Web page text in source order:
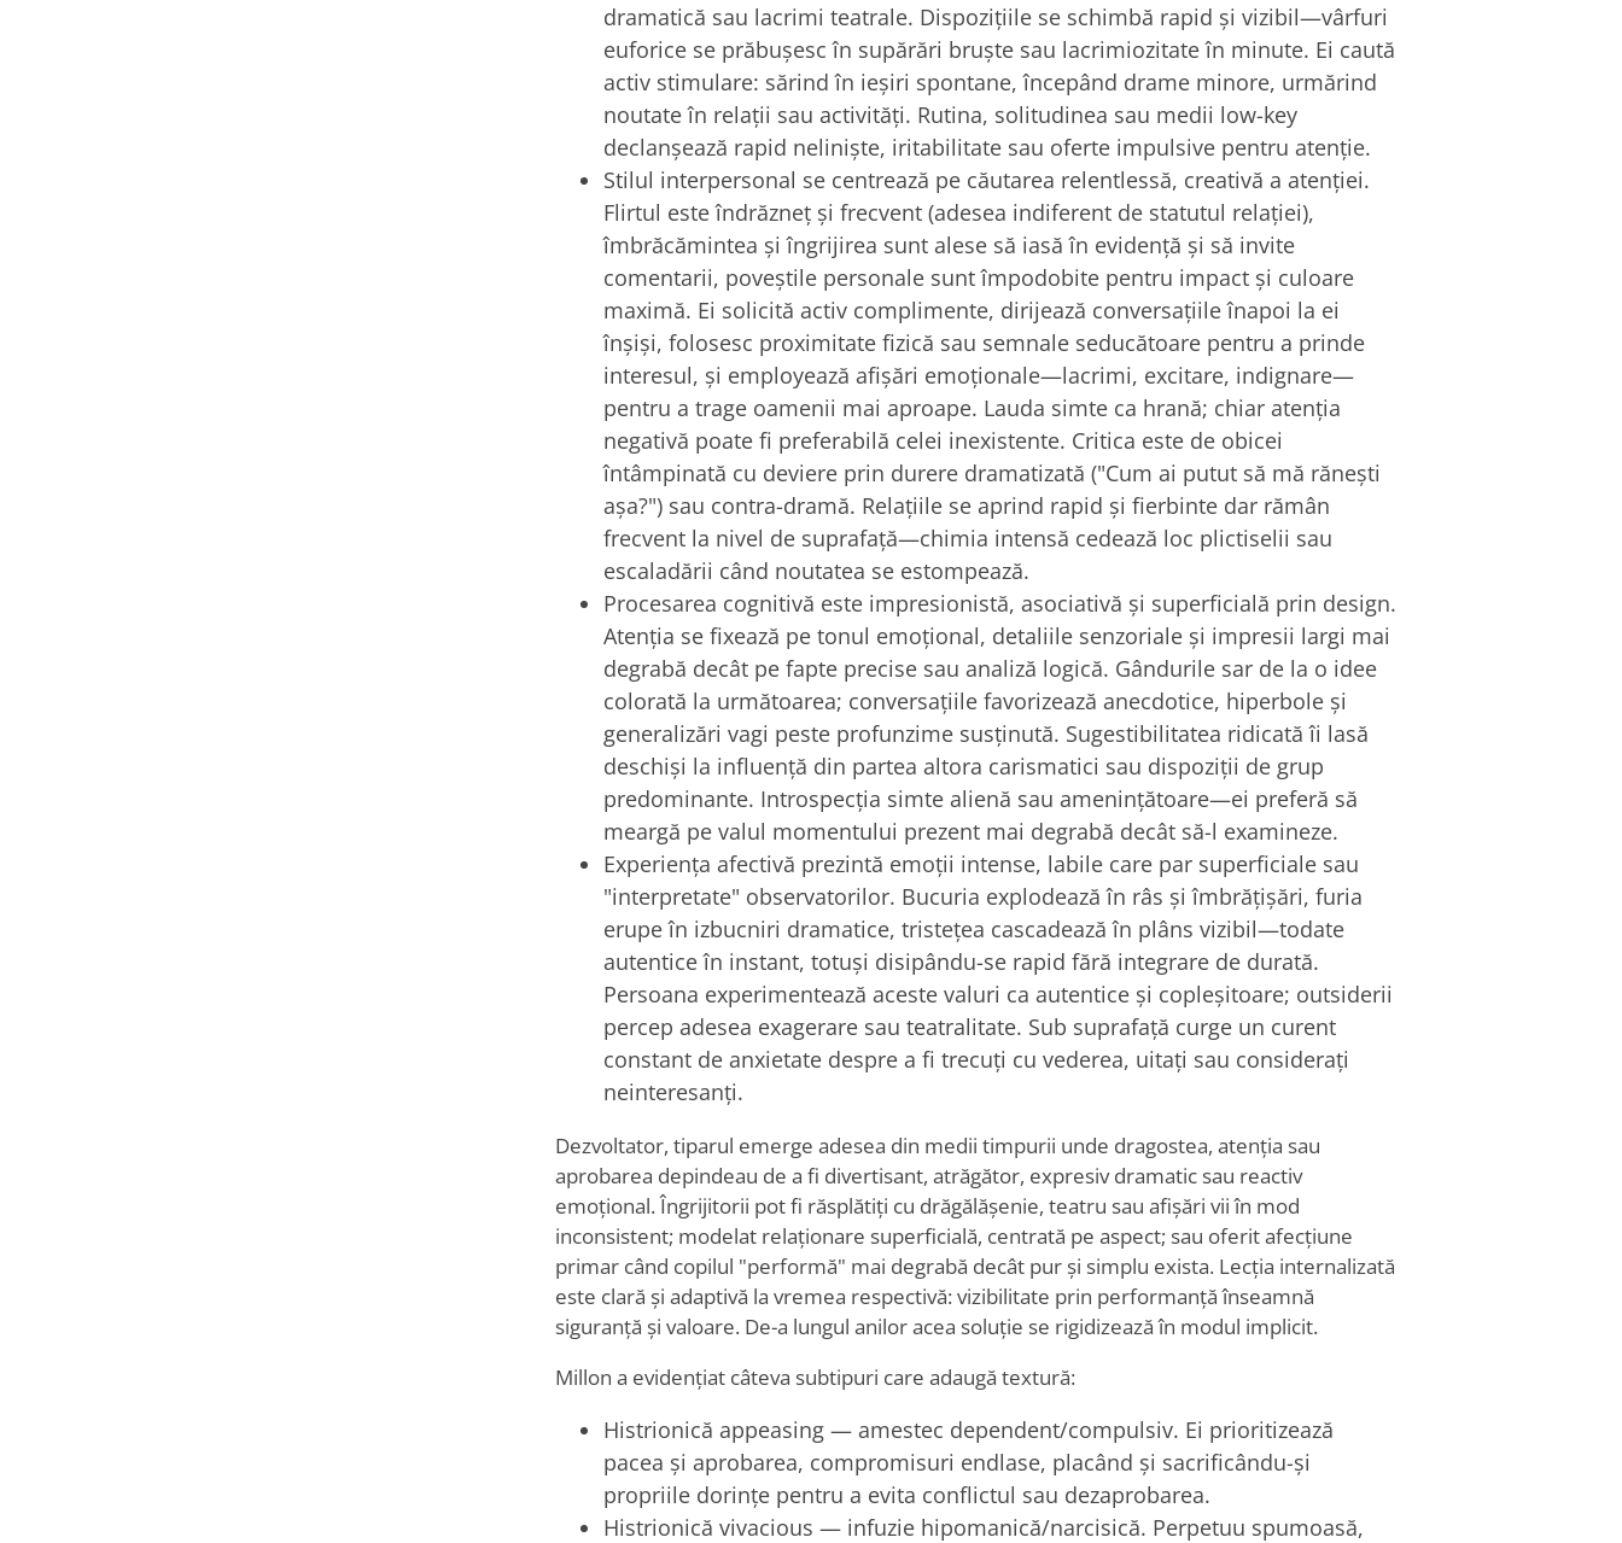
dramatică sau lacrimi teatrale. Dispozițiile se schimbă rapid și vizibil—vârfuri
euforice se prăbușesc în supărări bruște sau lacrimiozitate în minute. Ei caută
activ stimulare: sărind în ieșiri spontane, începând drame minore, urmărind
noutate în relații sau activități. Rutina, solitudinea sau medii low-key
declanșează rapid neliniște, iritabilitate sau oferte impulsive pentru atenție.
Stilul interpersonal se centrează pe căutarea relentlessă, creativă a atenției.
Flirtul este îndrăzneț și frecvent (adesea indiferent de statutul relației),
îmbrăcămintea și îngrijirea sunt alese să iasă în evidență și să invite
comentarii, poveștile personale sunt împodobite pentru impact și culoare
maximă. Ei solicită activ complimente, dirijează conversațiile înapoi la ei
înșiși, folosesc proximitate fizică sau semnale seducătoare pentru a prinde
interesul, și employează afișări emoționale—lacrimi, excitare, indignare—
pentru a trage oamenii mai aproape. Lauda simte ca hrană; chiar atenția
negativă poate fi preferabilă celei inexistente. Critica este de obicei
întâmpinată cu deviere prin durere dramatizată ("Cum ai putut să mă rănești
așa?") sau contra-dramă. Relațiile se aprind rapid și fierbinte dar rămân
frecvent la nivel de suprafață—chimia intensă cedează loc plictiselii sau
escaladării când noutatea se estompează.
Procesarea cognitivă este impresionistă, asociativă și superficială prin design.
Atenția se fixează pe tonul emoțional, detaliile senzoriale și impresii largi mai
degrabă decât pe fapte precise sau analiză logică. Gândurile sar de la o idee
colorată la următoarea; conversațiile favorizează anecdotice, hiperbole și
generalizări vagi peste profunzime susținută. Sugestibilitatea ridicată îi lasă
deschiși la influență din partea altora carismatici sau dispoziții de grup
predominante. Introspecția simte alienă sau amenințătoare—ei preferă să
meargă pe valul momentului prezent mai degrabă decât să-l examineze.
Experiența afectivă prezintă emoții intense, labile care par superficiale sau
"interpretate" observatorilor. Bucuria explodează în râs și îmbrățișări, furia
erupe în izbucniri dramatice, tristețea cascadează în plâns vizibil—todate
autentice în instant, totuși disipându-se rapid fără integrare de durată.
Persoana experimentează aceste valuri ca autentice și copleșitoare; outsiderii
percep adesea exagerare sau teatralitate. Sub suprafață curge un curent
constant de anxietate despre a fi trecuți cu vederea, uitați sau considerați
neinteresanți.
Dezvoltator, tiparul emerge adesea din medii timpurii unde dragostea, atenția sau
aprobarea depindeau de a fi divertisant, atrăgător, expresiv dramatic sau reactiv
emoțional. Îngrijitorii pot fi răsplătiți cu drăgălășenie, teatru sau afișări vii în mod
inconsistent; modelat relaționare superficială, centrată pe aspect; sau oferit afecțiune
primar când copilul "performă" mai degrabă decât pur și simplu exista. Lecția internalizată
este clară și adaptivă la vremea respectivă: vizibilitate prin performanță înseamnă
siguranță și valoare. De-a lungul anilor acea soluție se rigidizează în modul implicit.
Millon a evidențiat câteva subtipuri care adaugă textură:
Histrionică appeasing — amestec dependent/compulsiv. Ei prioritizează
pacea și aprobarea, compromisuri endlase, placând și sacrificându-și
propriile dorințe pentru a evita conflictul sau dezaprobarea.
Histrionică vivacious — infuzie hipomanică/narcisică. Perpetuu spumoasă,